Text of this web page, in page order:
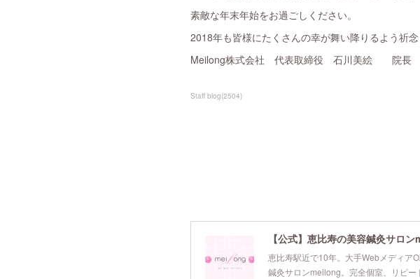
素敵な年末年始をお過ごしください。
2018年も皆様にたくさんの幸が舞い降りるよう祈念
Meilong株式会社 代表取締役 石川美絵 院長
Staff blog(2504)
【公式】恵比寿の美容鍼灸サロ
恵比寿駅近で10年。大手Webメディア
鍼灸サロンmeilong。完全個室、リピー